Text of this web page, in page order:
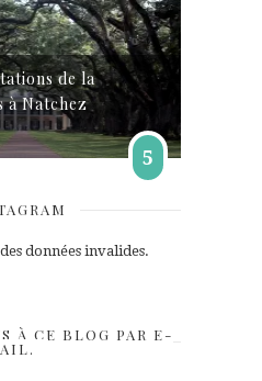
de la
à Natchez
5
données invalides.
À CE BLOG PAR E-